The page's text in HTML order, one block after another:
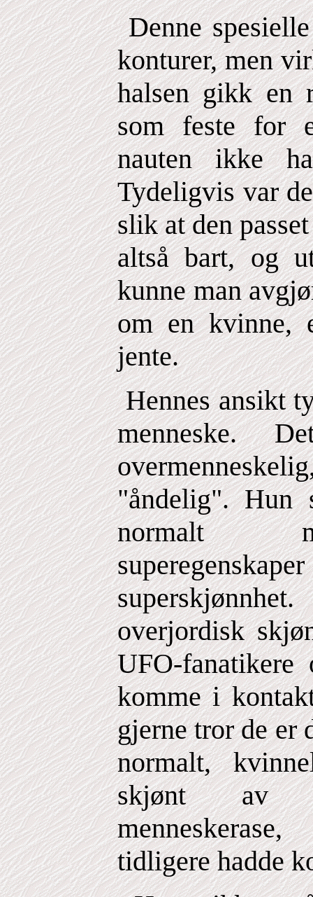
Denne
konturer, men
halsen gikk en
som feste for
nauten ikke
Tydeligvis var
slik at den
altså bart, og
kunne man
om en kvinne,
jente.
Hennes ansikt
menneske.
"åndelig".
normalt
overjordisk
UFO-
komme i
gjerne tror de er
normalt,
skjønt av
tidligere hadde